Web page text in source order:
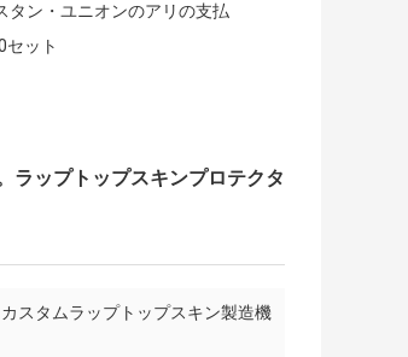
タン・ユニオンのアリの支払
セット
ラップトップスキンプロテクタ
カスタムラップトップスキン製造機